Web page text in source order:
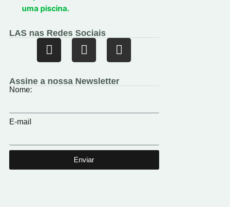
LAS nas Redes Sociais
Assine a nossa Newsletter
Nome:
E-mail
Enviar